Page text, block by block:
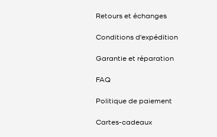
Retours et échanges
Conditions d'expédition
Garantie et réparation
FAQ
Politique de paiement
Cartes-cadeaux